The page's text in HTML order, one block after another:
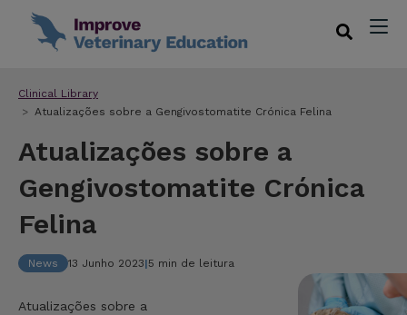
Clinical Library
Atualizações sobre a Gengivostomatite Crónica Felina
Atualizações sobre a
Gengivostomatite Crónica
Felina
News 13 Junho 2023|5 min de leitura
Atualizações sobre a